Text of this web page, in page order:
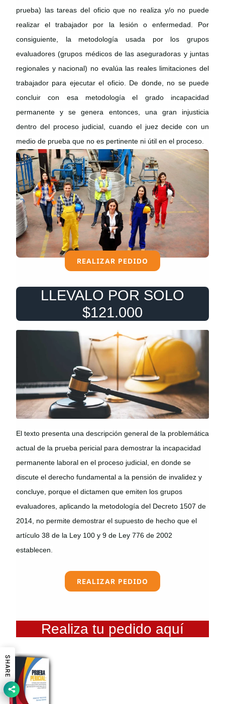
prueba) las tareas del oficio que no realiza y/o no puede
realizar el trabajador por la lesión o enfermedad. Por
consiguiente, la metodología usada por los grupos
evaluadores (grupos médicos de las aseguradoras y juntas
regionales y nacional) no evalúa las reales limitaciones del
trabajador para ejecutar el oficio. De donde, no se puede
concluir con esa metodología el grado incapacidad
permanente y se genera entonces, una gran injusticia
dentro del proceso judicial, cuando el juez decide con un
medio de prueba que no es pertinente ni útil en el proceso.
REALIZAR PEDIDO
LLEVALO POR SOLO
$121.000
El texto presenta una descripción general de la problemática
actual de la prueba pericial para demostrar la incapacidad
permanente laboral en el proceso judicial, en donde se
discute el derecho fundamental a la pensión de invalidez y
concluye, porque el dictamen que emiten los grupos
evaluadores, aplicando la metodología del Decreto 1507 de
2014, no permite demostrar el supuesto de hecho que el
artículo 38 de la Ley 100 y 9 de Ley 776 de 2002
establecen.
REALIZAR PEDIDO
Realiza tu pedido aquí
SHARE